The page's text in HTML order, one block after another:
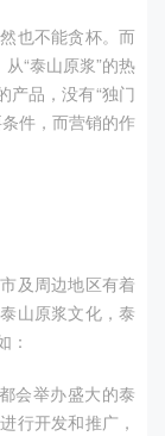
也不能贪杯。而
“泰山原浆”的热
产品，没有“独门
件，而营销的作
及周边地区有着
山原浆文化，泰
：
会举办盛大的泰
行开发和推广，